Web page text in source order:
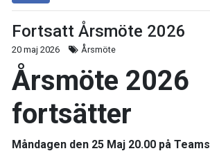
Fortsatt Årsmöte 2026
20 maj 2026 Årsmöte
Årsmöte 2026
fortsätter
Måndagen den 25 Maj 20.00 på Teams